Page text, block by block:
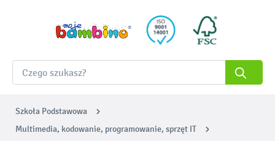
Szkoła Podstawowa
Multimedia, kodowanie, programowanie, sprzęt IT